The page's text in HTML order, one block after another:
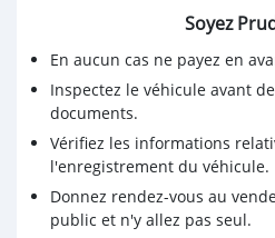
Soyez
En aucun cas ne payez en
Inspectez le véhicule avant
documents.
Vérifiez les informations
l'enregistrement du véhicule.
Donnez rendez-vous au
public et n'y allez pas seul.